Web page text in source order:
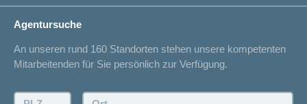
Lebenssituation
Sparen bei der Versicherung
concordiaMed
Spitalliste
Unfallmeldung
Offertanfrage
Agentursuche
An unseren rund 160 Standorten stehen unsere kompetenten
Mitarbeitenden für Sie persönlich zur Verfügung.
PLZ: Ort: